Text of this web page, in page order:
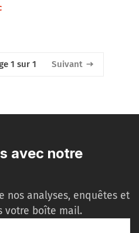
1 sur 1 Suivant
avec notre
nos analyses, enquêtes et
votre boîte mail.